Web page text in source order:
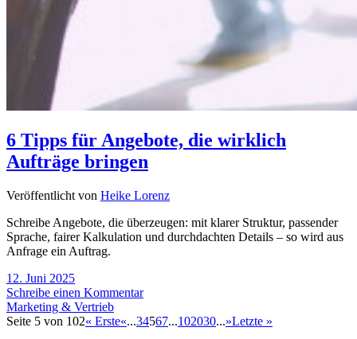
6 Tipps für Angebote, die wirklich
Aufträge bringen
Veröffentlicht von Heike Lorenz
Schreibe Angebote, die überzeugen: mit klarer Struktur, passender
Sprache, fairer Kalkulation und durchdachten Details – so wird aus
Anfrage ein Auftrag.
12. Juni 2025
Schreibe einen Kommentar
Marketing & Vertrieb
Seite 5 von 102« Erste«...34567...102030...»Letzte »